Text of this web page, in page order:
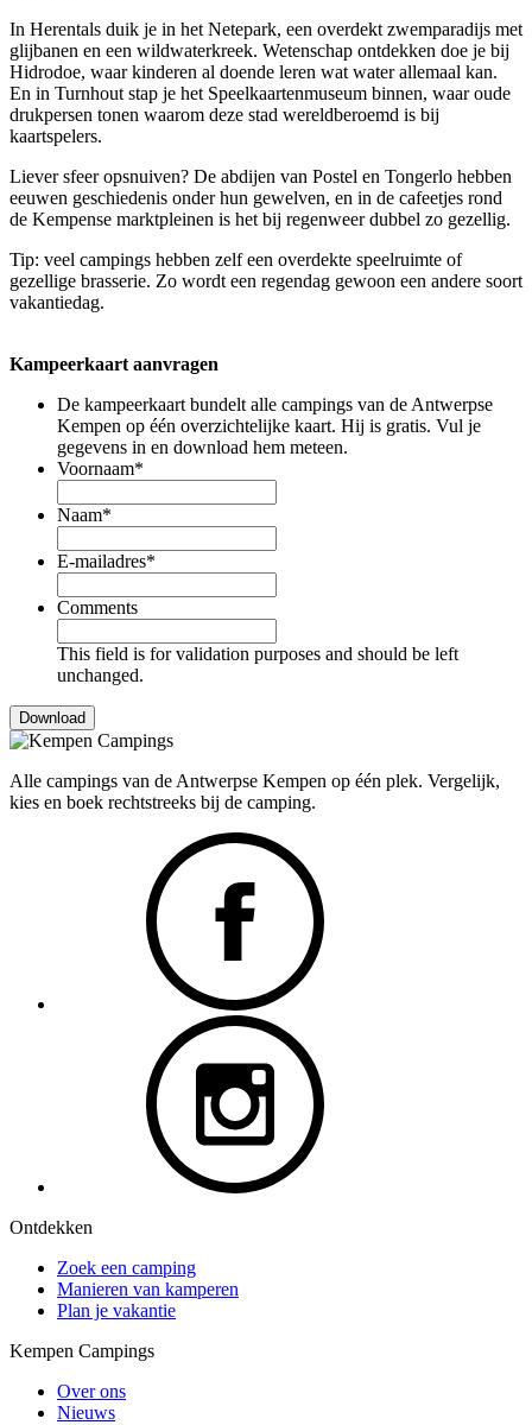
In Herentals duik je in het Netepark, een overdekt zwemparadijs met
glijbanen en een wildwaterkreek. Wetenschap ontdekken doe je bij
Hidrodoe, waar kinderen al doende leren wat water allemaal kan.
En in Turnhout stap je het Speelkaartenmuseum binnen, waar oude
drukpersen tonen waarom deze stad wereldberoemd is bij
kaartspelers.
Liever sfeer opsnuiven? De abdijen van Postel en Tongerlo hebben
eeuwen geschiedenis onder hun gewelven, en in de cafeetjes rond
de Kempense marktpleinen is het bij regenweer dubbel zo gezellig.
Tip: veel campings hebben zelf een overdekte speelruimte of
gezellige brasserie. Zo wordt een regendag gewoon een andere soort
vakantiedag.
Kampeerkaart aanvragen
De kampeerkaart bundelt alle campings van de Antwerpse
Kempen op één overzichtelijke kaart. Hij is gratis. Vul je
gegevens in en download hem meteen.
Voornaam*
Naam*
E-mailadres*
Comments
This field is for validation purposes and should be left
unchanged.
Alle campings van de Antwerpse Kempen op één plek. Vergelijk,
kies en boek rechtstreeks bij de camping.
Ontdekken
Zoek een camping
Manieren van kamperen
Plan je vakantie
Kempen Campings
Over ons
Nieuws